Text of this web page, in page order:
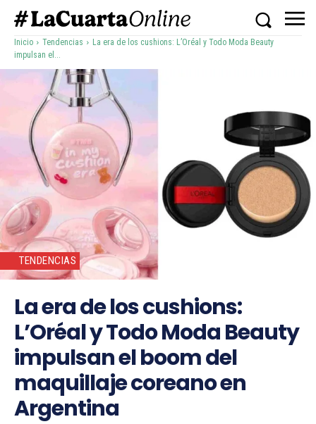
Inicio Tendencias
La era de los cushions: L’Oréal y Todo Moda Beauty
impulsan el...
TENDENCIAS
La era de los cushions:
L’Oréal y Todo Moda Beauty
impulsan el boom del
maquillaje coreano en
Argentina